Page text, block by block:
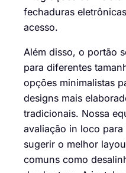
fechaduras
acesso.
Além disso, o portão
para diferentes
opções minimalistas
designs mais
tradicionais. Nossa
avaliação in loco
sugerir o melhor
comuns como